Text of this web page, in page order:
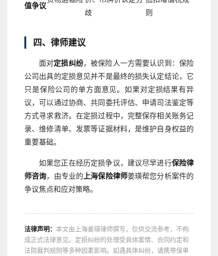
值争议
歧
则
四、律师建议
面对定损纠纷，被保险人一方需要认识到：保险
公司出具的定损意见并不是最终的损失认定结论，它
只是保险公司的单方面意见。如果对定损结果有异
议，可以通过协商、共同委托评估、申请司法鉴定等
方式寻求救济。在定损过程中，完整保存相关账务记
录、维修清单、发票等证据材料，是维护自身权益的
重要基础。
如果您正在经历定损争议，建议尽早进行保险律
师咨询，由专业的上海保险律师姜瑛帮您分析案件的
争议焦点和应对策略。
法律声明： 本文由上海姜瑛律师撰写，仅供交流参考，不构
成正式法律意见。定损纠纷的处理受具体案情、合同约定和
法院裁判规则等多种因素影响。如遇具体纠纷，请携带保单